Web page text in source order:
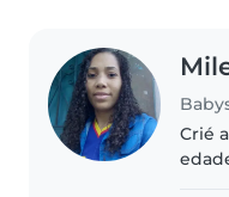
Crié